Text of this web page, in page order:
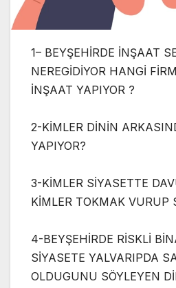
1– BEYŞEHİRDE İNŞAAT
NEREGİDİYOR HANGİ
İNŞAAT YAPIYOR ?
2-KİMLER DİNİN
YAPIYOR?
3-KİMLER SİYASETTE
KİMLER TOKMAK VURUP
4-BEYŞEHİRDE RİSKLİ
SİYASETE YALVARIPDA
OLDUGUNU SÖYLEYEN